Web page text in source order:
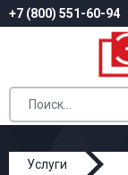
+7 (800) 551-60-94
Услуги